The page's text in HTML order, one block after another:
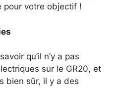
pour votre objectif !
qu’il n’y a pas
sur le GR20, et
bien sûr, il y a des